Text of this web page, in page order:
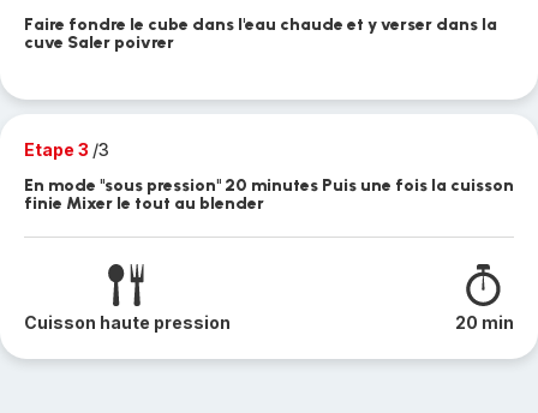
Faire fondre le cube dans l'eau chaude et y verser dans la
cuve Saler poivrer
Etape 3 /3
En mode "sous pression" 20 minutes Puis une fois la cuisson
finie Mixer le tout au blender
Cuisson haute pression 20 min